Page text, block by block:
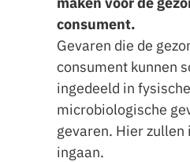
consument.
Gevaren die de
consument kunnen
ingedeeld in
microbiologische
gevaren. Hier
ingaan.